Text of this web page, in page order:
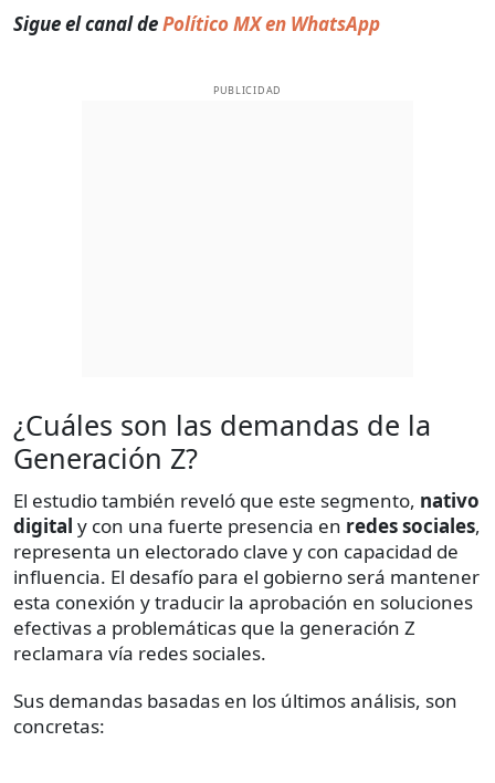
Sigue el canal dePolítico MX en WhatsApp
PUBLICIDAD
¿Cuáles son las demandas de la
Generación Z?
El estudio también reveló que este segmento, nativo
digital y con una fuerte presencia en redes sociales,
representa un electorado clave y con capacidad de
influencia. El desafío para el gobierno será mantener
esta conexión y traducir la aprobación en soluciones
efectivas a problemáticas que la generación Z
reclamara vía redes sociales.
Sus demandas basadas en los últimos análisis, son
concretas: